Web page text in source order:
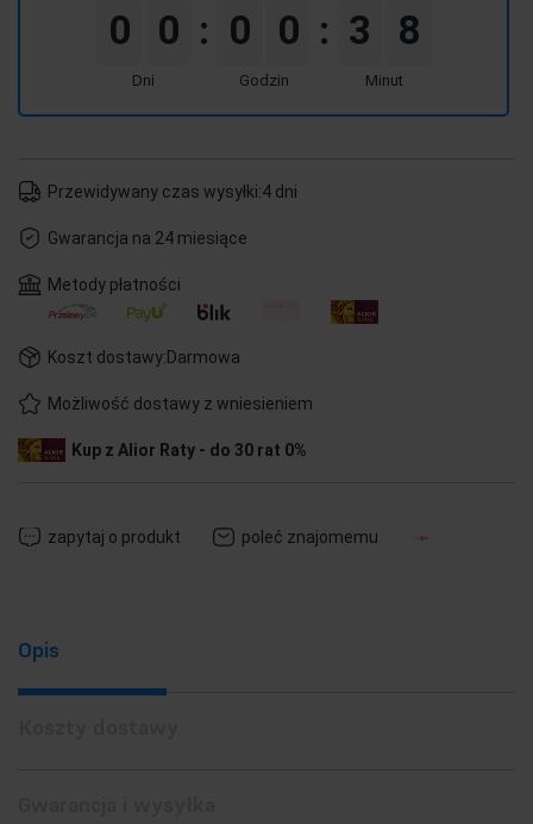
0 0
Dni
: 0 0
Godzin
: 3 8
Minut
Przewidywany czas wysyłki:4 dni
Gwarancja na 24 miesiące
Metody płatności
Koszt dostawy:Darmowa
Możliwość dostawy z wniesieniem
Kup z Alior Raty - do 30 rat 0%
zapytaj o produkt poleć znajomemu
Opis